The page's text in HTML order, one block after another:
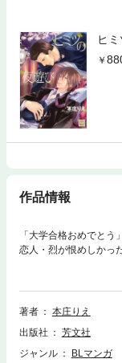
ヒ
作品情報
「大学合格おめでと
恋人・烈が恨めしかっ
れたのか？」ずっと先
は…。健気ワンコ×ク
ワンコ×ドS優等生、卒
ーズ３カップル大集合！
著者
本庄りえ
出版社
芳文社
ジャンル
BLマンガ